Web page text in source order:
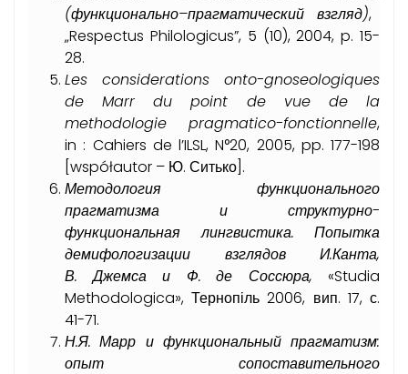
(функционально–прагматический взгляд),
„Respectus Philologicus”, 5 (10), 2004, p. 15-
28.
Les considerations onto-gnoseologiques
de Marr du point de vue de la
methodologie pragmatico-fonctionnelle,
in : Cahiers de l’ILSL, N°20, 2005, pp. 177-198
[współautor – Ю. Ситько].
Методология функционального
прагматизма и структурно-
функциональная лингвистика. Попытка
демифологизации взглядов И.Канта,
В.
Джемса и Ф. де Соссюра, «Studia
Methodologica», Тернопіль 2006, вип. 17, с.
41-71.
Н.Я. Марр и функциональный прагматизм:
опыт сопоставительного